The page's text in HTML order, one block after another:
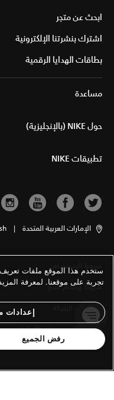
ابحث عن متجر
اشترك بنشرتنا الإلكترونية
بطاقات الهدايا الرقمية
مساعدة
حول NIKE (بالإنجليزية)
تطبيقات NIKE
الإمارات العربية المتحدة |
شروط الاستخدام
شروط وأحكام البيع
معلومات الشركة
سياسة الخصوصية والكوكيز
ستخدم هذا الموقع ملفات
تجربة على موقعنا. لمعرفة
إعدادات
رفض الجميع